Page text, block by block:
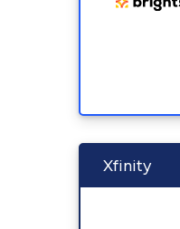
Xfinity